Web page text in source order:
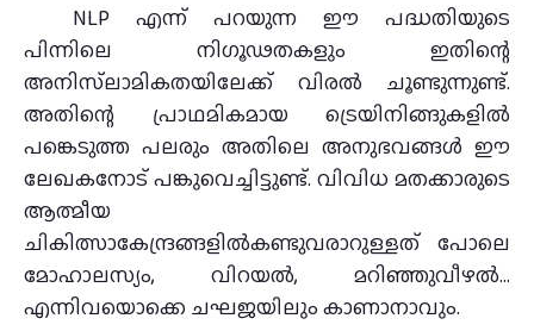
NLP എന്ന് പറയുന്ന ഈ പദ്ധതിയുടെ
പിന്നിലെ നിഗൂഢതകളും ഇതിന്റെ
അനിസ്‌ലാമികതയിലേക്ക് വിരല്‍ ചൂണ്ടുന്നുണ്ട്.
അതിന്റെ പ്രാഥമികമായ ട്രെയിനിങ്ങുകളില്‍
പങ്കെടുത്ത പലരും അതിലെ അനുഭവങ്ങള്‍ ഈ
ലേഖകനോട് പങ്കുവെച്ചിട്ടുണ്ട്. വിവിധ മതക്കാരുടെ
ആത്മീയ
ചികിത്സാകേന്ദ്രങ്ങളില്‍കണ്ടുവരാറുള്ളത് പോലെ
മോഹാലസ്യം, വിറയല്‍, മറിഞ്ഞുവീഴല്‍…
എന്നിവയൊക്കെ ചഘജയിലും കാണാനാവും.